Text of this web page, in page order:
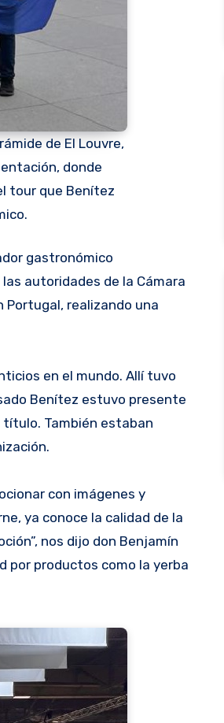
de El Louvre,
donde
tour que Benítez
autoridades de la Cámara
Portugal, realizando una
en el mundo. Allí tuvo
Benítez estuvo presente
título. También estaban
con imágenes y
ya conoce la calidad de la
nos dijo don Benjamín
por productos como la yerba